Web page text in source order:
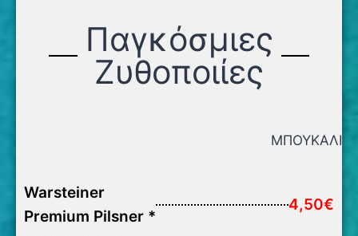
Παγκόσμιες
Ζυθοποιίες
ΜΠΟΥΚΑΛΙ
Warsteiner
Premium Pilsner *
4,50€